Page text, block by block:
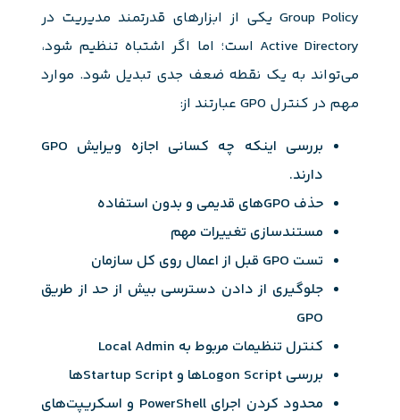
Group Policy یکی از ابزارهای قدرتمند مدیریت در
Active Directory است؛ اما اگر اشتباه تنظیم شود،
می‌تواند به یک نقطه ضعف جدی تبدیل شود. موارد
مهم در کنترل GPO عبارتند از:
بررسی اینکه چه کسانی اجازه ویرایش GPO
دارند.
حذف GPOهای قدیمی و بدون استفاده
مستندسازی تغییرات مهم
تست GPO قبل از اعمال روی کل سازمان
جلوگیری از دادن دسترسی بیش از حد از طریق
GPO
کنترل تنظیمات مربوط به Local Admin
بررسی Logon Scriptها و Startup Scriptها
محدود کردن اجرای PowerShell و اسکریپت‌های